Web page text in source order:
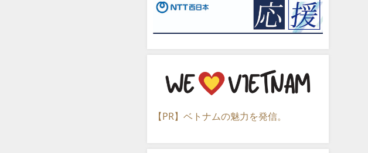
【PR】ベトナムの魅力を発信。